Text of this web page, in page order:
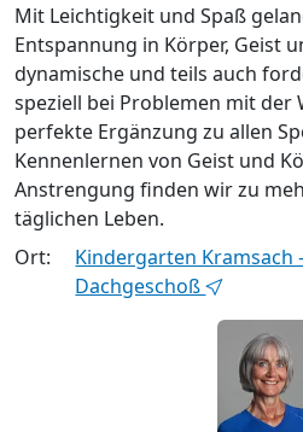
Mit Leichtigkeit und Spaß
Entspannung in Körper, Geist
dynamische und teils auch
speziell bei Problemen mit der
perfekte Ergänzung zu allen
Kennenlernen von Geist und
Anstrengung finden wir zu
täglichen Leben.
Ort:
Kindergarten Kramsach
Dachgeschoß